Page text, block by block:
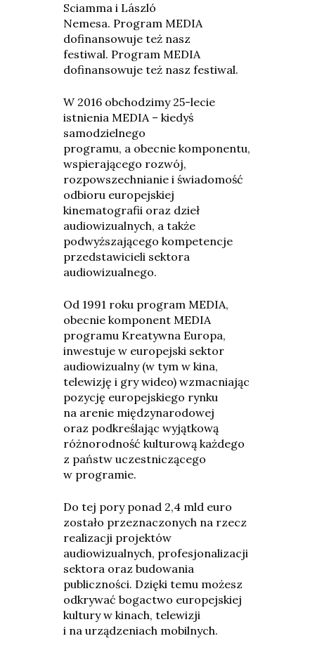
Sciamma i László
Nemesa. Program MEDIA
dofinansowuje też nasz
festiwal. Program MEDIA
dofinansowuje też nasz festiwal.
W 2016 obchodzimy 25-lecie
istnienia MEDIA – kiedyś
samodzielnego
programu, a obecnie komponentu,
wspierającego rozwój,
rozpowszechnianie i świadomość
odbioru europejskiej
kinematografii oraz dzieł
audiowizualnych, a także
podwyższającego kompetencje
przedstawicieli sektora
audiowizualnego.
Od 1991 roku program MEDIA,
obecnie komponent MEDIA
programu Kreatywna Europa,
inwestuje w europejski sektor
audiowizualny (w tym w kina,
telewizję i gry wideo) wzmacniając
pozycję europejskiego rynku
na arenie międzynarodowej
oraz podkreślając wyjątkową
różnorodność kulturową każdego
z państw uczestniczącego
w programie.
Do tej pory ponad 2,4 mld euro
zostało przeznaczonych na rzecz
realizacji projektów
audiowizualnych, profesjonalizacji
sektora oraz budowania
publiczności. Dzięki temu możesz
odkrywać bogactwo europejskiej
kultury w kinach, telewizji
i na urządzeniach mobilnych.